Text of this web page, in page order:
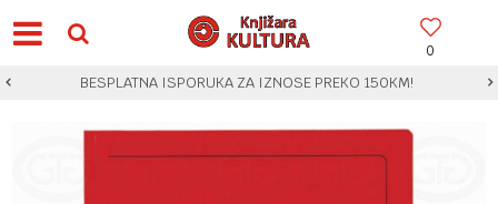
0
BESPLATNA ISPORUKA ZA IZNOSE PREKO 150KM!